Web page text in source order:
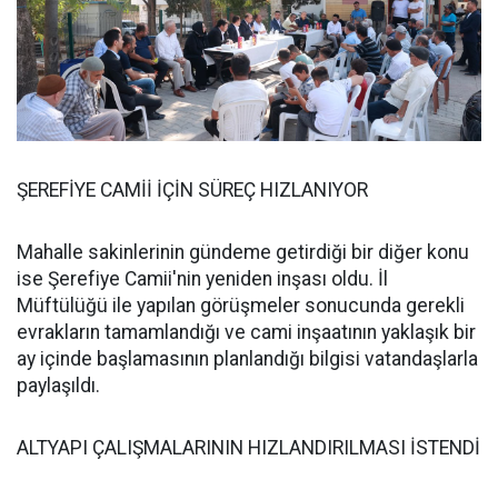
ŞEREFİYE CAMİİ İÇİN SÜREÇ HIZLANIYOR
Mahalle sakinlerinin gündeme getirdiği bir diğer konu
ise Şerefiye Camii'nin yeniden inşası oldu. İl
Müftülüğü ile yapılan görüşmeler sonucunda gerekli
evrakların tamamlandığı ve cami inşaatının yaklaşık bir
ay içinde başlamasının planlandığı bilgisi vatandaşlarla
paylaşıldı.
ALTYAPI ÇALIŞMALARININ HIZLANDIRILMASI İSTENDİ